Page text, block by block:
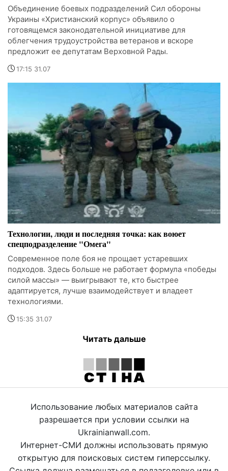
Объединение боевых подразделений Сил обороны
Украины «Христианский корпус» объявило о
готовящемся законодательной инициативе для
облегчения трудоустройства ветеранов и вскоре
предложит ее депутатам Верховной Рады.
17:15 31.07
Технологии, люди и последняя точка: как воюет
спецподразделение "Омега"
Современное поле боя не прощает устаревших
подходов. Здесь больше не работает формула «победы
силой массы» — выигрывают те, кто быстрее
адаптируется, лучше взаимодействует и владеет
технологиями.
15:35 31.07
Читать дальше
Использование любых материалов сайта
разрешается при условии ссылки на
Ukrainianwall.com.
Интернет-СМИ должны использовать прямую
открытую для поисковых систем гиперссылку.